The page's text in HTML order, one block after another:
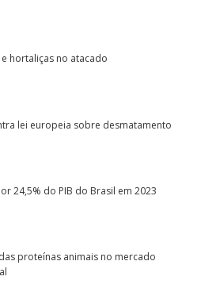
hortaliças no atacado
lei europeia sobre desmatamento
24,5% do PIB do Brasil em 2023
proteínas animais no mercado